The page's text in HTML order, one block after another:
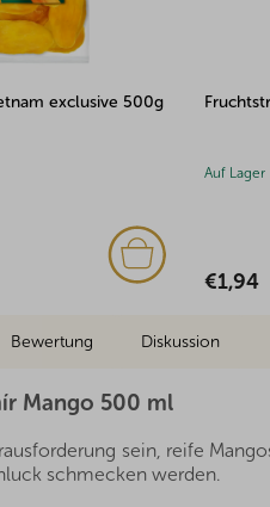
exclusive 500g
Auf Lager
€1,94
Bewertung Diskussion
Mango 500 ml
sein, reife
schmecken werden.